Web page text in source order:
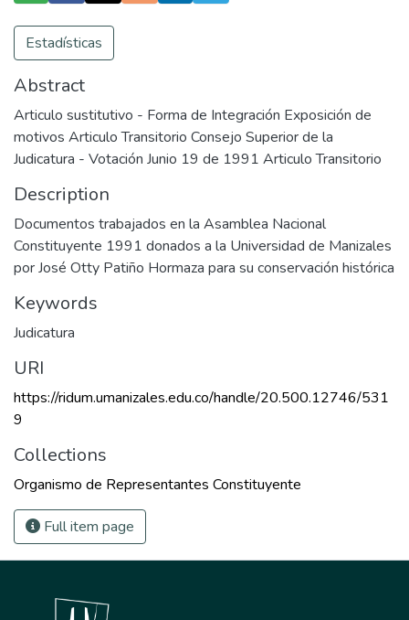
Estadísticas
Abstract
Articulo sustitutivo - Forma de Integración Exposición de
motivos Articulo Transitorio Consejo Superior de la
Judicatura - Votación Junio 19 de 1991 Articulo Transitorio
Description
Documentos trabajados en la Asamblea Nacional
Constituyente 1991 donados a la Universidad de Manizales
por José Otty Patiño Hormaza para su conservación histórica
Keywords
Judicatura
URI
https://ridum.umanizales.edu.co/handle/20.500.12746/531
9
Collections
Organismo de Representantes Constituyente
Full item page